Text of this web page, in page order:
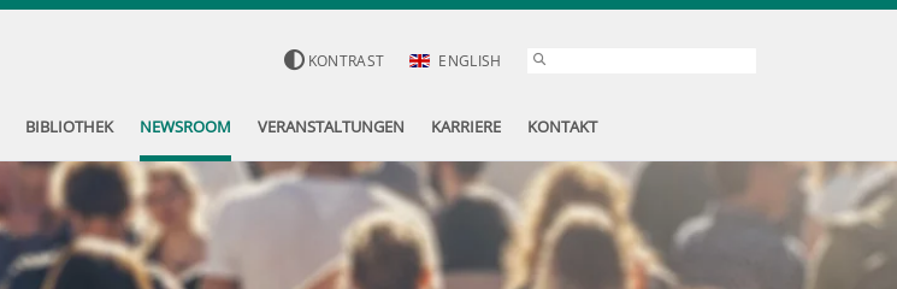
KONTRAST ENGLISH
BIBLIOTHEK NEWSROOM VERANSTALTUNGEN KARRIERE KONTAKT